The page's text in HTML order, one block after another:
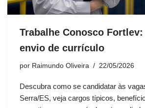
Trabalhe Conosco
envio de currículo
por Raimundo Oliveira 22/05/2026
Descubra como se candidatar às
Serra/ES, veja cargos típicos,